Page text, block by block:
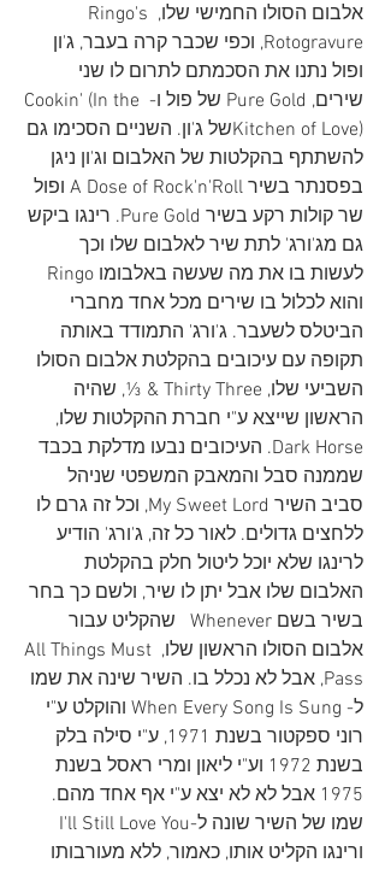
אלבום הסולו החמישי שלו, Ringo's
Rotogravure, וכפי שכבר קרה בעבר, ג'ון
ופול נתנו את הסכמתם לתרום לו שני
שירים, Pure Gold של פול ו-
Cookin' (In the
Kitchen of Love)של ג'ון. השניים הסכימו גם
להשתתף בהקלטות של האלבום וג'ון ניגן
בפסנתר בשיר A Dose of Rock'n'Roll ופול
שר קולות רקע בשיר Pure Gold. רינגו ביקש
גם מג'ורג' לתת שיר לאלבום שלו וכך
והוא לכלול בו שירים מכל אחד מחברי
הביטלס לשעבר. ג'ורג' התמודד באותה
תקופה עם עיכובים בהקלטת אלבום הסולו
השביעי שלו, Thirty Three & ⅓
, שהיה
הראשון שייצא ע"י חברת ההקלטות שלו,
Dark Horse. העיכובים נבעו מדלקת בכבד
שממנה סבל והמאבק המשפטי שניהל
סביב השיר My Sweet Lord, וכל זה גרם לו
ללחצים גדולים. לאור כל זה, ג'ורג' הודיע
לרינגו שלא יוכל ליטול חלק בהקלטת
האלבום שלו אבל יתן לו שיר, ולשם כך בחר
בשיר בשם Whenever   שהקליט עבור
אלבום הסולו הראשון שלו, All Things Must
Pass, אבל לא נכלל בו. השיר שינה את שמו
ל-
והוקלט ע"י
רוני ספקטור בשנת 1971, ע"י סילה בלק
בשנת 1972 וע"י ליאון ומרי ראסל בשנת
1975 אבל לא לא יצא ע"י אף אחד מהם.
ורינגו הקליט אותו, כאמור, ללא מעורבותו